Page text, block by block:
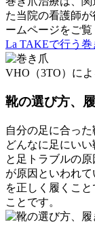
た当院の看護師
ームページをご覧
La TAKEで行う
VHO（3TO）に
靴の選び方、
自分の足に合っ
どんなに足にいい
と足トラブルの
が原因といわれて
を正しく履く こ
ことです。